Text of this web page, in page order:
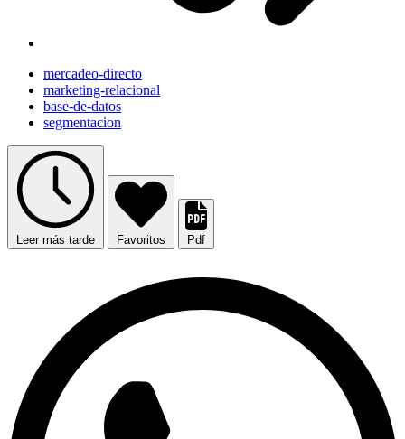
mercadeo-directo
marketing-relacional
base-de-datos
segmentacion
Leer más tarde Favoritos Pdf